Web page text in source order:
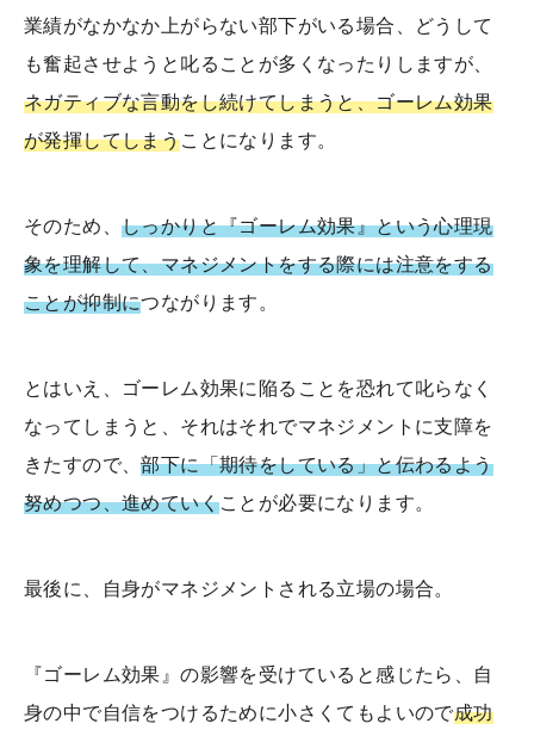
業績がなかなか上がらない部下がいる場合、どうして
も奮起させようと叱ることが多くなったりしますが、
ネガティブな言動をし続けてしまうと、ゴーレム効果
が発揮してしまうことになります。
そのため、 しっかりと『ゴーレム効果』という心理現
象を理解して、マネジメントをする際には注意をする
ことが抑制につながります。
とはいえ、ゴーレム効果に陥ることを恐れて叱らなく
なってしまうと、それはそれでマネジメントに支障を
きたすので、部下に「期待をしている」と伝わるよう
努めつつ、進めていくことが必要になります。
最後に、自身がマネジメントされる立場の場合。
『ゴーレム効果』の影響を受けていると感じたら、自
身の中で自信をつけるために小さくてもよいので成功